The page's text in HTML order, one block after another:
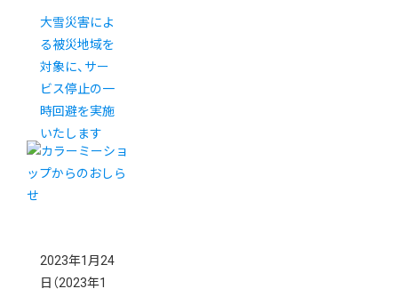
大雪災害によ
る被災地域を
対象に、サー
ビス停止の一
時回避を実施
いたします
2023年1月24
日 （2023年1